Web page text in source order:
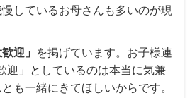
しているお母さんも多いのが現
迎」
を掲げています。お子様連
迎」としているのは本当に気兼
も一緒にきてほしいからです。